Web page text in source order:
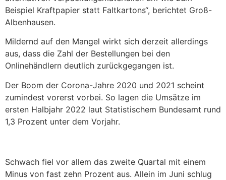
Beispiel Kraftpapier statt Faltkartons“, berichtet Groß-
Albenhausen.
Mildernd auf den Mangel wirkt sich derzeit allerdings
aus, dass die Zahl der Bestellungen bei den
Onlinehändlern deutlich zurückgegangen ist.
Der Boom der Corona-Jahre 2020 und 2021 scheint
zumindest vorerst vorbei. So lagen die Umsätze im
ersten Halbjahr 2022 laut Statistischem Bundesamt rund
1,3 Prozent unter dem Vorjahr.
Schwach fiel vor allem das zweite Quartal mit einem
Minus von fast zehn Prozent aus. Allein im Juni schlug